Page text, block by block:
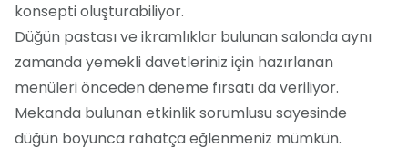
konsepti oluşturabiliyor.
Düğün pastası ve ikramlıklar bulunan salonda aynı
zamanda yemekli davetleriniz için hazırlanan
menüleri önceden deneme fırsatı da veriliyor.
Mekanda bulunan etkinlik sorumlusu sayesinde
düğün boyunca rahatça eğlenmeniz mümkün.